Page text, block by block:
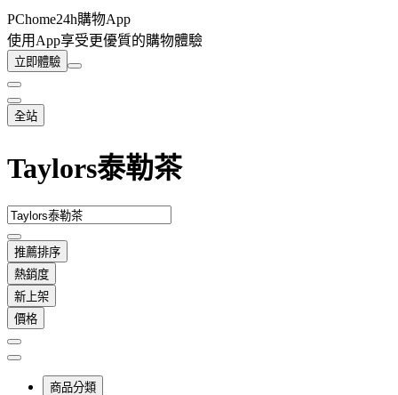
PChome24h購物App
使用App享受更優質的購物體驗
立即體驗
全站
Taylors泰勒茶
推薦排序
熱銷度
新上架
價格
商品分類